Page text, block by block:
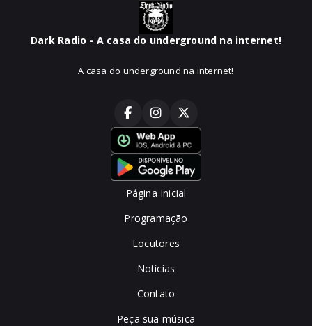
Dark Radio - A casa do underground na internet!
A casa do underground na internet!
Página Inicial
Programação
Locutores
Notícias
Contato
Peça sua música